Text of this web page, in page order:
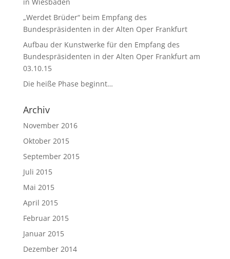
in Wiesbaden
„Werdet Brüder“ beim Empfang des
Bundespräsidenten in der Alten Oper Frankfurt
Aufbau der Kunstwerke für den Empfang des
Bundespräsidenten in der Alten Oper Frankfurt am
03.10.15
Die heiße Phase beginnt…
Archiv
November 2016
Oktober 2015
September 2015
Juli 2015
Mai 2015
April 2015
Februar 2015
Januar 2015
Dezember 2014